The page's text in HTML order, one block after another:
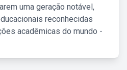
uma geração notável,
reconhecidas
acadêmicas do mundo -